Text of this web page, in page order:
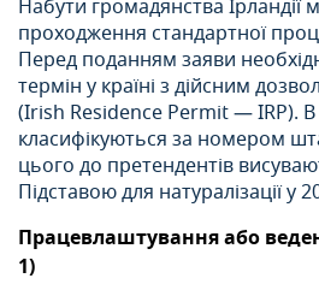
Набути громадянства
проходження стандартної
Перед поданням заяви
термін у країні з дійсним
(Irish Residence Permit — IRP). В
класифікуються за номером
цього до претендентів
Підставою для натуралізації у
Працевлаштування або
1)